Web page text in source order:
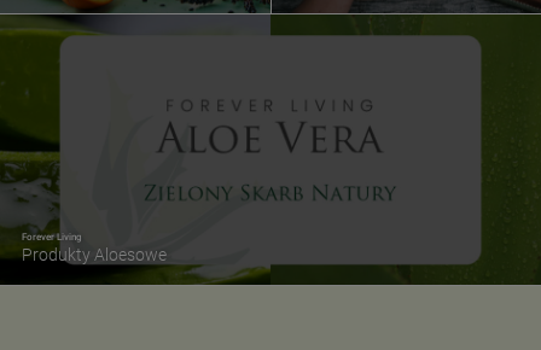
Forever Living
Produkty Aloesowe